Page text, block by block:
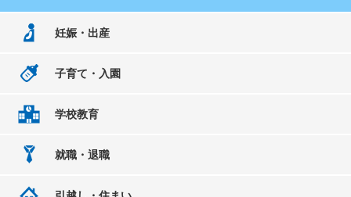
妊娠・出産
子育て・入園
学校教育
就職・退職